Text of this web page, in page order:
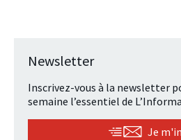
Newsletter
Inscrivez-vous à la newsletter
semaine l’essentiel de
Je